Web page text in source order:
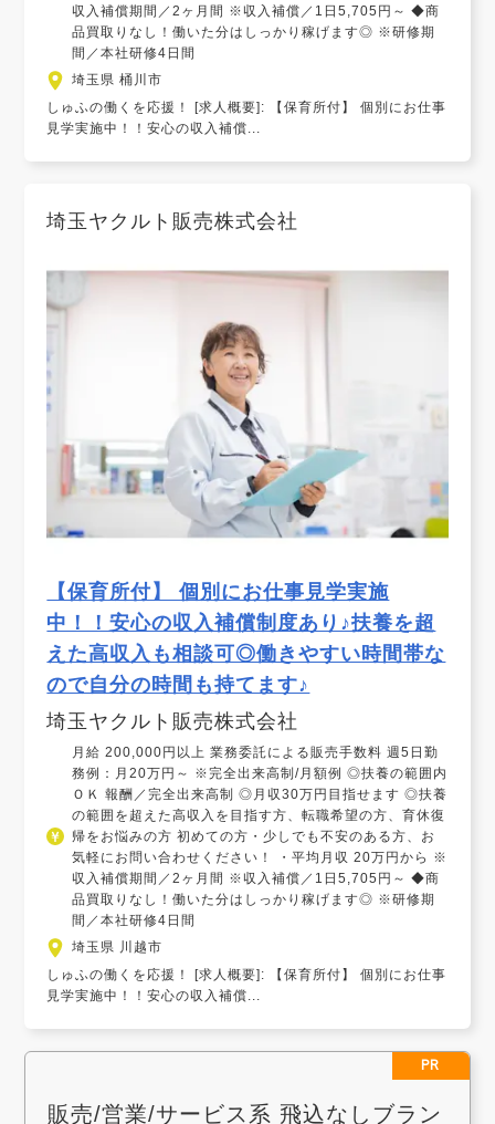
収入補償期間／2ヶ月間 ※収入補償／1日5,705円～ ◆商
品買取りなし！働いた分はしっかり稼げます◎ ※研修期
間／本社研修4日間
埼玉県 桶川市
しゅふの働くを応援！ [求人概要]: 【保育所付】 個別にお仕事
見学実施中！！安心の収入補償...
埼玉ヤクルト販売株式会社
【保育所付】 個別にお仕事見学実施
中！！安心の収入補償制度あり♪扶養を超
えた高収入も相談可◎働きやすい時間帯な
ので自分の時間も持てます♪
埼玉ヤクルト販売株式会社
月給 200,000円以上 業務委託による販売手数料 週5日勤
務例：月20万円～ ※完全出来高制/月額例 ◎扶養の範囲内
ＯＫ 報酬／完全出来高制 ◎月収30万円目指せます ◎扶養
の範囲を超えた高収入を目指す方、転職希望の方、育休復
帰をお悩みの方 初めての方・少しでも不安のある方、お
気軽にお問い合わせください！ ・平均月収 20万円から ※
収入補償期間／2ヶ月間 ※収入補償／1日5,705円～ ◆商
品買取りなし！働いた分はしっかり稼げます◎ ※研修期
間／本社研修4日間
埼玉県 川越市
しゅふの働くを応援！ [求人概要]: 【保育所付】 個別にお仕事
見学実施中！！安心の収入補償...
PR
販売/営業/サービス系 飛込なしブラン